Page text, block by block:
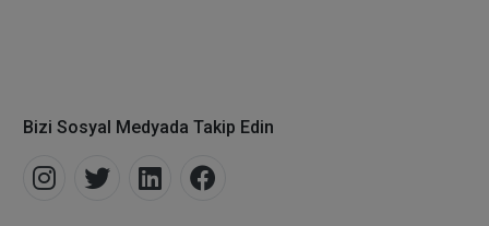
Bizi Sosyal Medyada Takip Edin